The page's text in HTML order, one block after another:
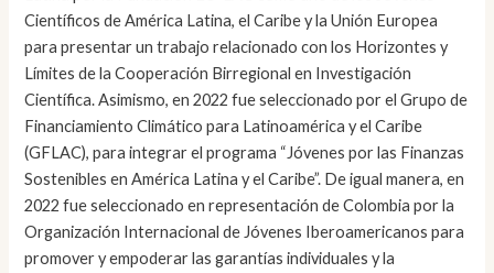
Científicos de América Latina, el Caribe y la Unión Europea
para presentar un trabajo relacionado con los Horizontes y
Límites de la Cooperación Birregional en Investigación
Científica. Asimismo, en 2022 fue seleccionado por el Grupo de
Financiamiento Climático para Latinoamérica y el Caribe
(GFLAC), para integrar el programa “Jóvenes por las Finanzas
Sostenibles en América Latina y el Caribe”. De igual manera, en
2022 fue seleccionado en representación de Colombia por la
Organización Internacional de Jóvenes Iberoamericanos para
promover y empoderar las garantías individuales y la